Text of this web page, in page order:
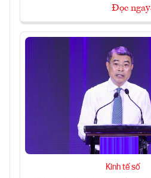
Đọc ngay
Kinh tế số